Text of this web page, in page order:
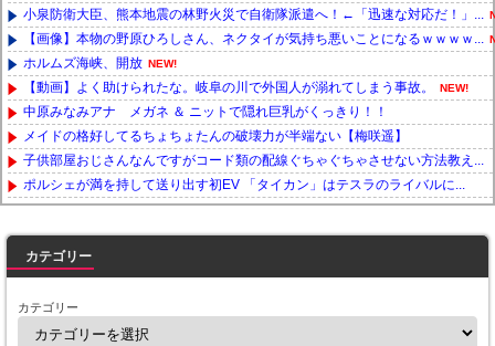
小泉防衛大臣、熊本地震の林野火災で自衛隊派遣へ！←「迅速な対応だ！」...
【画像】本物の野原ひろしさん、ネクタイが気持ち悪いことになるｗｗｗｗ...
ホルムズ海峡、開放 NEW!
【動画】よく助けられたな。岐阜の川で外国人が溺れてしまう事故。 NEW!
中原みなみアナ メガネ ＆ ニットで隠れ巨乳がくっきり！！
メイドの格好してるちょちょたんの破壊力が半端ない【梅咲遥】
子供部屋おじさんなんですがコード類の配線ぐちゃぐちゃさせない方法教え...
ポルシェが満を持して送り出す初EV 「タイカン」はテスラのライバルに...
カテゴリー
カテゴリー